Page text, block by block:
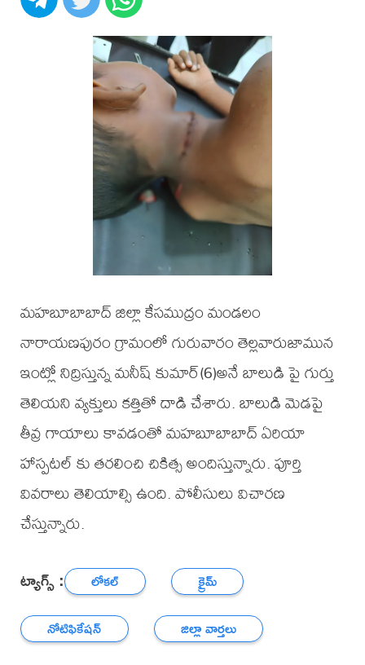
మహబూబాబాద్ జిల్లా కేసముద్రం మండలం
నారాయణపురం గ్రామంలో గురువారం తెల్లవారుజామున
ఇంట్లో నిద్రిస్తున్న మనీష్ కుమార్(6)అనే బాలుడి పై గుర్తు
తెలియని వ్యక్తులు కత్తితో దాడి చేశారు. బాలుడి మెడపై
తీవ్ర గాయాలు కావడంతో మహబూబాబాద్ ఏరియా
హాస్పటల్ కు తరలించి చికిత్స అందిస్తున్నారు. పూర్తి
వివరాలు తెలియాల్సి ఉంది. పోలీసులు విచారణ
చేస్తున్నారు.
ట్యాగ్స్ : లోకల్
క్రైమ్
నోటిఫికేషన్
జిల్లా వార్తలు